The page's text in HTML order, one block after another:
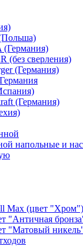
(Германия)
(без сверления)
(Германия)
(Германия)
напольные и
Max (цвет "Хром")
"Античная
"Матовый